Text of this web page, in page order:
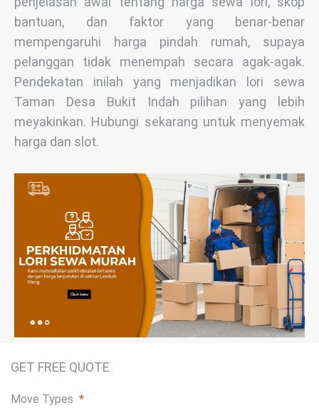
bantuan, dan faktor yang benar-benar
mempengaruhi harga pindah rumah, supaya
pelanggan tidak menempah secara agak-agak.
Pendekatan inilah yang menjadikan lori sewa
Taman Desa Bukit Indah pilihan yang lebih
meyakinkan. Hubungi sekarang untuk menyemak
harga dan slot.
GET FREE QUOTE
Move Types *